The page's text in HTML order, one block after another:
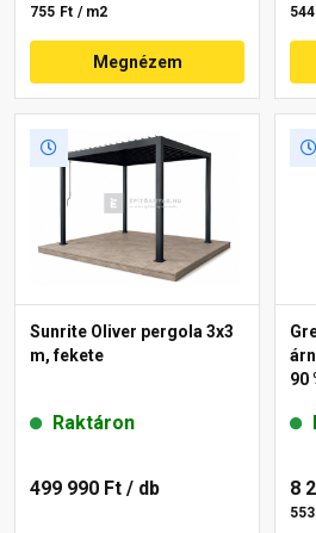
755 Ft / m2
Megnézem
Sunrite Oliver pergola 3x3
m, fekete
Raktáron
499 990 Ft / db
90
8